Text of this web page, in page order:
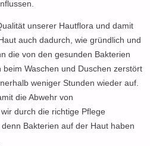
unserer Hautflora und damit
auch dadurch, wie gründlich und
die von den gesunden Bakterien
Waschen und Duschen zerstört
weniger Stunden wieder auf.
die Abwehr von
durch die richtige Pflege
Bakterien auf der Haut haben